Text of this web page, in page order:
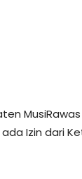
MusiRawas
Izin dari